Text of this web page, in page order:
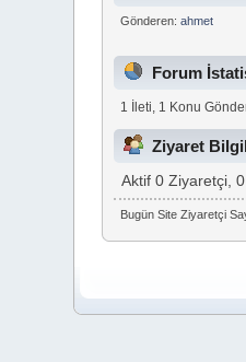
Gönderen: ahmet
Forum
1 İleti, 1 Konu
Ziyaret
Aktif 0 Ziyaretçi,
Bugün Site Ziyaretçi